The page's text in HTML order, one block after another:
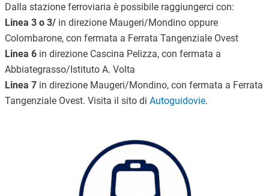
Dalla stazione ferroviaria è possibile raggiungerci con:
Linea 3 o 3/in direzione Maugeri/Mondino oppure
Colombarone, con fermata a Ferrata Tangenziale Ovest
Linea 6in direzione Cascina Pelizza, con fermata a
Abbiategrasso/Istituto A. Volta
Linea 7in direzione Maugeri/Mondino, con fermata a Ferrata
Tangenziale Ovest. Visita il sito di Autoguidovie.